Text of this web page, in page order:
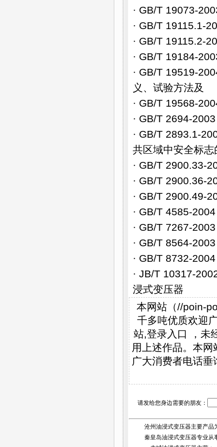
· GB/T 19073-
· GB/T 19115.1-
· GB/T 19115.2-
· GB/T 19184-
· GB/T 19519-
义、试验方法及
· GB/T 19568-
· GB/T 2694-
· GB/T 2893.1-
共区域中安全标志
· GB/T 2900.33-
· GB/T 2900.36-
· GB/T 2900.49-
· GB/T 4585-
· GB/T 7267-
· GB/T 8564-
· GB/T 8732-
· JB/T 10317-
浸式变压器
本网站（//poin-
千多吨优质欢迎
站,登录入口 ，未
用上述作品。本
广大消费者电话
请发给您身边需要的朋友：
沧州油浸式变压器主要产品
秦皇岛油浸式变压器专业从